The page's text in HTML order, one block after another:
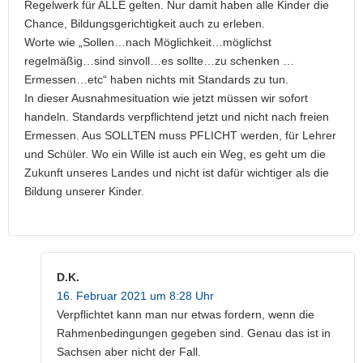
Regelwerk für ALLE gelten. Nur damit haben alle Kinder die
Chance, Bildungsgerichtigkeit auch zu erleben.
Worte wie „Sollen…nach Möglichkeit…möglichst
regelmäßig…sind sinvoll…es sollte…zu schenken …
Ermessen…etc“ haben nichts mit Standards zu tun.
In dieser Ausnahmesituation wie jetzt müssen wir sofort
handeln. Standards verpflichtend jetzt und nicht nach freien
Ermessen. Aus SOLLTEN muss PFLICHT werden, für Lehrer
und Schüler. Wo ein Wille ist auch ein Weg, es geht um die
Zukunft unseres Landes und nicht ist dafür wichtiger als die
Bildung unserer Kinder.
D.K.
16. Februar 2021 um 8:28 Uhr
Verpflichtet kann man nur etwas fordern, wenn die
Rahmenbedingungen gegeben sind. Genau das ist in
Sachsen aber nicht der Fall.